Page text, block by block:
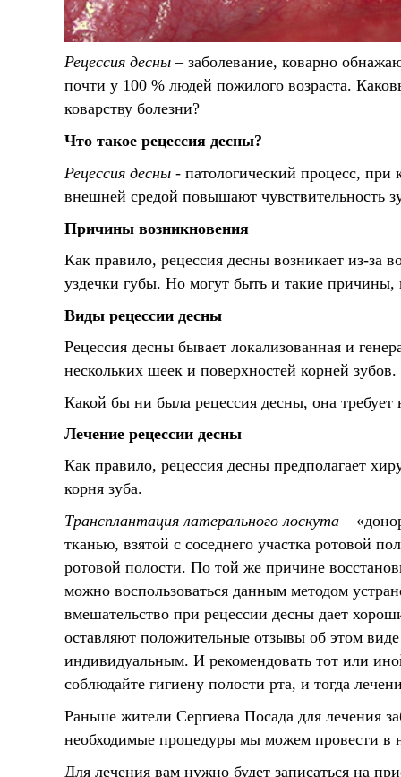
Рецессия десны – заболевание, коварно
почти у 100 % людей пожилого возраста.
коварству болезни?
Что такое рецессия десны?
Рецессия десны - патологический процесс, при
внешней средой повышают чувствительность
Причины возникновения
Как правило, рецессия десны возникает из-за
уздечки губы. Но могут быть и такие причины,
Виды рецессии десны
Рецессия десны бывает локализованная и
нескольких шеек и поверхностей корней
Какой бы ни была рецессия десны, она требует
Лечение рецессии десны
Как правило, рецессия десны предполагает
корня зуба.
Трансплантация латерального лоскута –
тканью, взятой с соседнего участка ротовой
ротовой полости. По той же причине
можно воспользоваться данным методом
вмешательство при рецессии десны дает
оставляют положительные отзывы об этом
индивидуальным. И рекомендовать тот или
соблюдайте гигиену полости рта, и тогда
Раньше жители Сергиева Посада для лечения
необходимые процедуры мы можем провести в
Для лечения вам нужно будет записаться на